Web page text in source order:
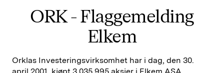
ORK - Flaggemelding
Elkem
Orklas Investeringsvirksomhet har i dag, den 30.